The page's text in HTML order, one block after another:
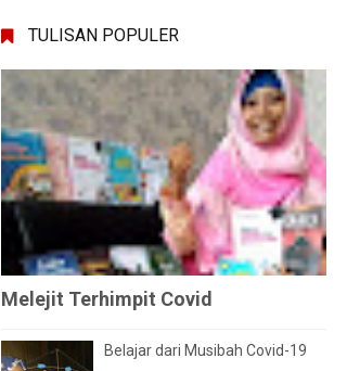
TULISAN POPULER
Melejit Terhimpit Covid
Belajar dari Musibah Covid-19